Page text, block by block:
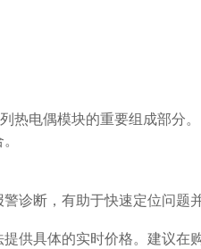
热电偶模块的重要组成部分。
诊断，有助于快速定位问题
供具体的实时价格。建议在